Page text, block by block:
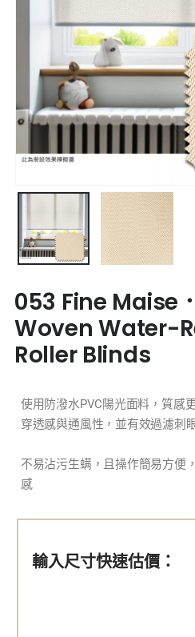
053 Fine Maise
Woven Water-
Roller Blinds
使用防潑水PVC陽光面料，質感
穿透感與通風性，並有效過濾刺
不易沾污生螨，且操作簡易方便
感
輸入尺寸快速估價：